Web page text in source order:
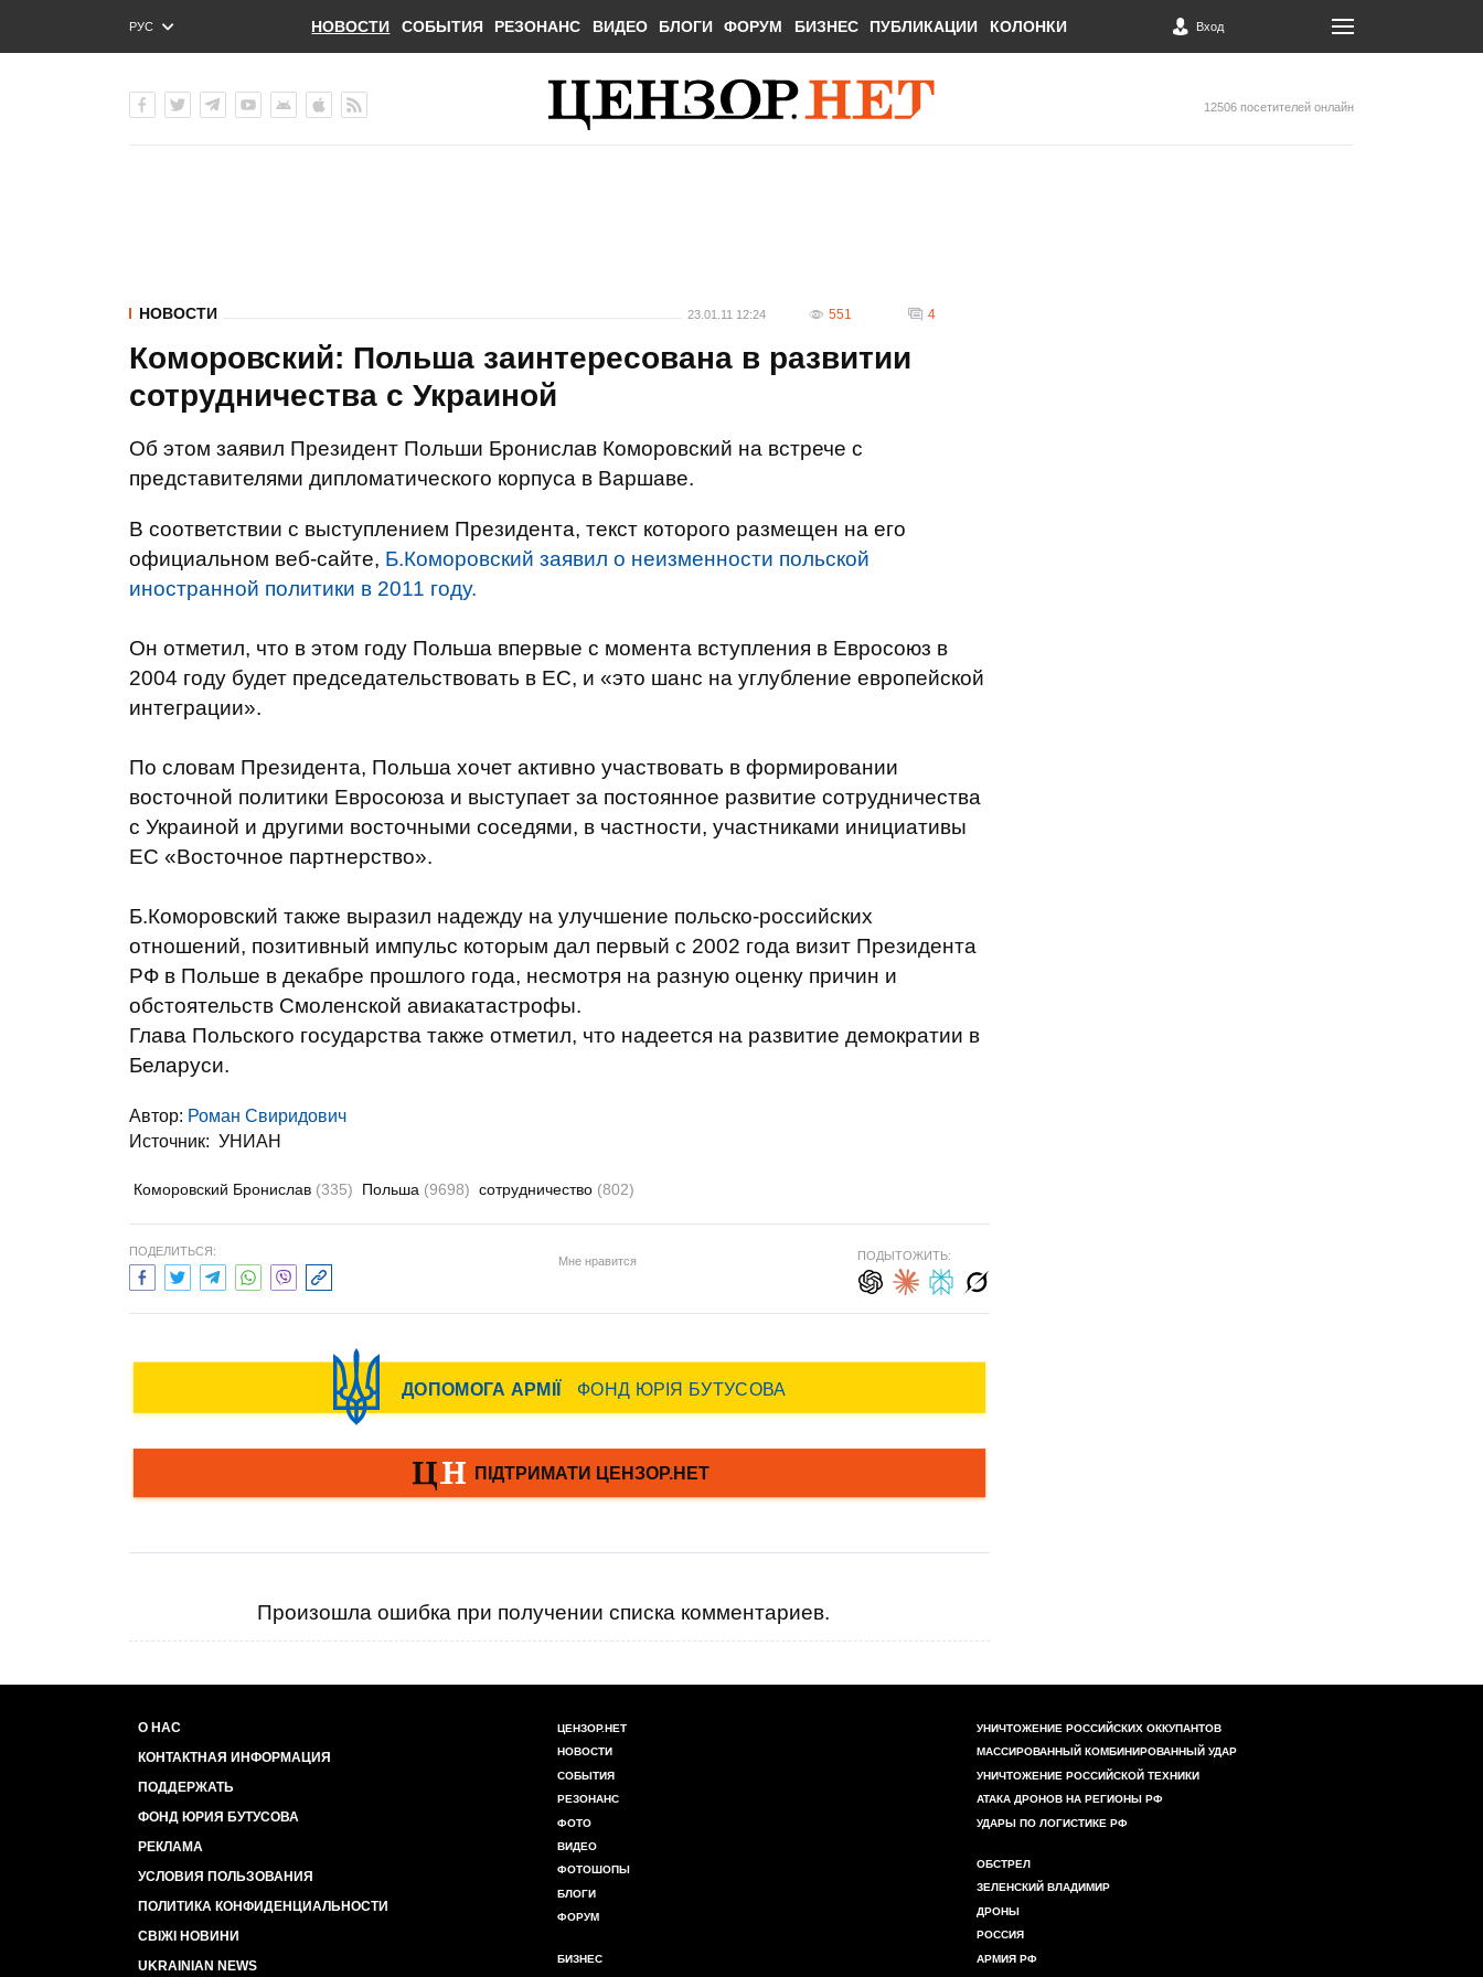
РУС
ENG
НОВОСТИ СОБЫТИЯ РЕЗОНАНС ВИДЕО БЛОГИ ФОРУМ БИЗНЕС ПУБЛИКАЦИИ КОЛОНКИ Вход
12506 посетителей онлайн
НОВОСТИ 23.01.11 12:24 551 4
Коморовский: Польша заинтересована в развитии
сотрудничества с Украиной
Об этом заявил Президент Польши Бронислав Коморовский на встрече с
представителями дипломатического корпуса в Варшаве.
В соответствии с выступлением Президента, текст которого размещен на его
официальном веб-сайте, Б.Коморовский заявил о неизменности польской
иностранной политики в 2011 году.
Он отметил, что в этом году Польша впервые с момента вступления в Евросоюз в
2004 году будет председательствовать в ЕС, и «это шанс на углубление европейской
интеграции».
По словам Президента, Польша хочет активно участвовать в формировании
восточной политики Евросоюза и выступает за постоянное развитие сотрудничества
с Украиной и другими восточными соседями, в частности, участниками инициативы
ЕС «Восточное партнерство».
Б.Коморовский также выразил надежду на улучшение польско-российских
отношений, позитивный импульс которым дал первый с 2002 года визит Президента
РФ в Польше в декабре прошлого года, несмотря на разную оценку причин и
обстоятельств Смоленской авиакатастрофы.
Глава Польского государства также отметил, что надеется на развитие демократии в
Беларуси.
Автор: Роман Свиридович
Источник: УНИАН
Коморовский Бронислав (335) Польша (9698) сотрудничество (802)
ПОДЕЛИТЬСЯ:
Мне нравится ПОДЫТОЖИТЬ:
Произошла ошибка при получении списка комментариев.
О НАС
КОНТАКТНАЯ ИНФОРМАЦИЯ
ПОДДЕРЖАТЬ
ФОНД ЮРИЯ БУТУСОВА
РЕКЛАМА
УСЛОВИЯ ПОЛЬЗОВАНИЯ
ПОЛИТИКА КОНФИДЕНЦИАЛЬНОСТИ
СВІЖІ НОВИНИ
UKRAINIAN NEWS
ЦЕНЗОР.НЕТ
НОВОСТИ
СОБЫТИЯ
РЕЗОНАНС
ФОТО
ВИДЕО
ФОТОШОПЫ
БЛОГИ
ФОРУМ
БИЗНЕС
УНИЧТОЖЕНИЕ РОССИЙСКИХ ОККУПАНТОВ
МАССИРОВАННЫЙ КОМБИНИРОВАННЫЙ УДАР
УНИЧТОЖЕНИЕ РОССИЙСКОЙ ТЕХНИКИ
АТАКА ДРОНОВ НА РЕГИОНЫ РФ
УДАРЫ ПО ЛОГИСТИКЕ РФ
ОБСТРЕЛ
ЗЕЛЕНСКИЙ ВЛАДИМИР
ДРОНЫ
РОССИЯ
АРМИЯ РФ